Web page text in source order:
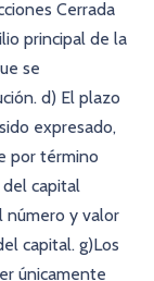
Cerrada
principal de la
se
d) El plazo
expresado,
por término
capital
número y valor
capital. g)Los
únicamente